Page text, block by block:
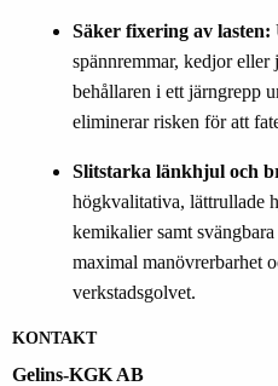
Säker fixering av lasten:
spännremmar, kedjor eller
behållaren i ett järngrepp
eliminerar risken för att
Slitstarka länkhjul och
högkvalitativa, lättrullade
kemikalier samt
maximal manövrerbarhet
verkstadsgolvet.
KONTAKT
Gelins-KGK AB